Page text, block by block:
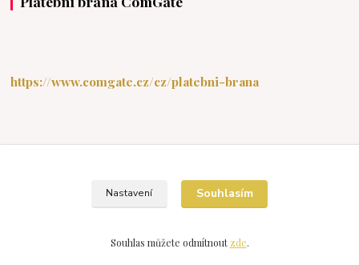
https://www.comgate.cz/cz/platebni-brana
Nastavení Souhlasím
Souhlas můžete odmítnoutzde.